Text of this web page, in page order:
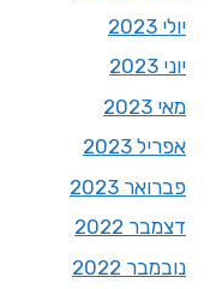
יולי 2023
יוני 2023
מאי 2023
אפריל 2023
פברואר 2023
דצמבר 2022
נובמבר 2022